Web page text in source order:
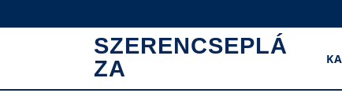
to
SZERENCSEPLÁ
ZA